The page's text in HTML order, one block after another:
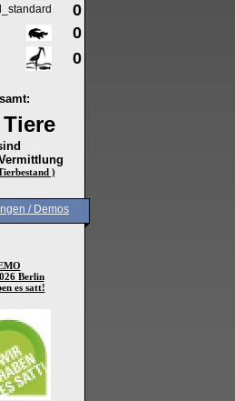
0
0
0
Tiere
)
/ Demos
Berlin
es satt!